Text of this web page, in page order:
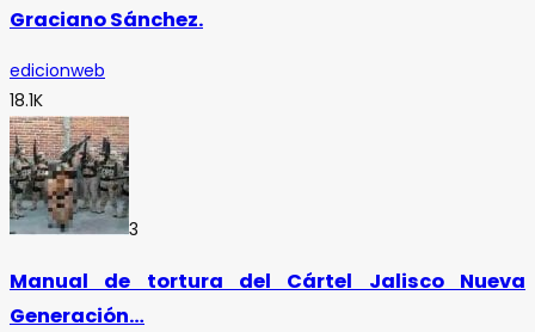
Graciano Sánchez.
edicionweb
18.1K
3
Manual de tortura del Cártel Jalisco Nueva
Generación…